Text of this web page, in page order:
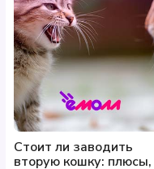
Стоит ли заводить
вторую кошку: плюсы,